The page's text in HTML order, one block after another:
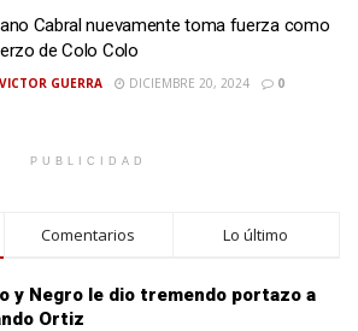
Cabral nuevamente toma fuerza como
de Colo Colo
VICTOR GUERRA DICIEMBRE 20, 2024 0
PUBLICIDAD
Comentarios Lo último
y Negro le dio tremendo portazo a
Ortiz